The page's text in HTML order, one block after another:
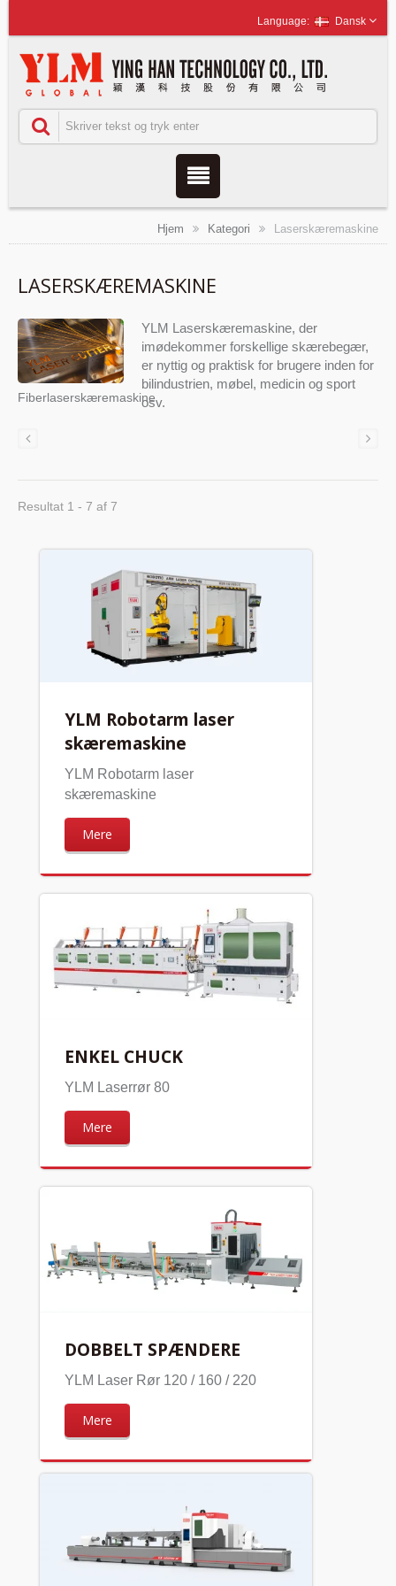
Dansk
Hjem Kategori Laserskæremaskine
LASERSKÆREMASKINE
Fiberlaserskæremaskine
YLM Laserskæremaskine, der
imødekommer forskellige skærebegær,
er nyttig og praktisk for brugere inden for
bilindustrien, møbel, medicin og sport
osv.
Resultat 1 - 7 af 7
YLM Robotarm laser
skæremaskine
YLM Robotarm laser
skæremaskine
Mere
ENKEL CHUCK
YLM Laserrør 80
Mere
DOBBELT SPÆNDERE
YLM Laser Rør 120 / 160 / 220
Mere